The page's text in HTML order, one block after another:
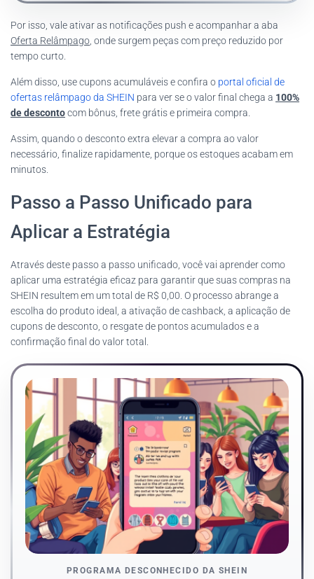
Por isso, vale ativar as notificações push e acompanhar a aba
Oferta Relâmpago, onde surgem peças com preço reduzido por
tempo curto.
Além disso, use cupons acumuláveis e confira o portal oficial de
ofertas relâmpago da SHEIN para ver se o valor final chega a 100%
de descontocom bônus, frete grátis e primeira compra.
Assim, quando o desconto extra elevar a compra ao valor
necessário, finalize rapidamente, porque os estoques acabam em
minutos.
Passo a Passo Unificado para
Aplicar a Estratégia
Através deste passo a passo unificado, você vai aprender como
aplicar uma estratégia eficaz para garantir que suas compras na
SHEIN resultem em um total de R$ 0,00. O processo abrange a
escolha do produto ideal, a ativação de cashback, a aplicação de
cupons de desconto, o resgate de pontos acumulados e a
confirmação final do valor total.
PROGRAMA DESCONHECIDO DA SHEIN